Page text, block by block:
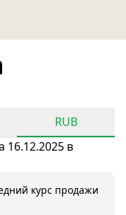
RUB
16.12.2025 в
курс продажи